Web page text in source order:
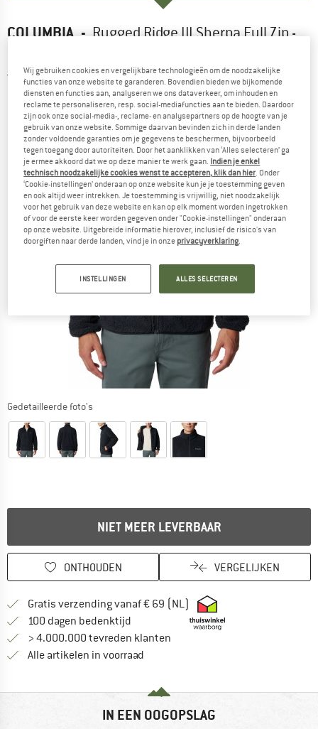
COLUMBIA - Rugged Ridge III Sherpa Full Zip -
5,0(2)
Gedetailleerde foto's
NIET MEER LEVERBAAR
ONTHOUDEN VERGELIJKEN
Gratis verzending vanaf € 69 (NL) Vind hier de
100 dagen bedenktijd Vind de betalingsinformatie hier!
> 4.000.000 tevreden klanten
Alle artikelen in voorraad
IN EEN OOGOPSLAG
Wij gebruiken cookies en vergelijkbare technologieën om de noodzakelijke
functies van onze website te garanderen. Bovendien bieden we bijkomende
diensten en functies aan, analyseren we ons dataverkeer, om inhouden en
reclame te personaliseren, resp. social-mediafuncties aan te bieden. Daardoor
zijn ook onze social-media-, reclame- en analysepartners op de hoogte van je
gebruik van onze website. Sommige daarvan bevinden zich in derde landen
zonder voldoende garanties om je gegevens te beschermen, bijvoorbeeld
tegen toegang door autoriteiten. Door het aanklikken van ‘Alles selecteren’ ga
je ermee akkoord dat we op deze manier te werk gaan. Indien je enkel
technisch noodzakelijke cookies wenst te accepteren, klik dan hier . Onder
‘Cookie-instellingen’ onderaan op onze website kun je je toestemming geven
en ook altijd weer intrekken. Je toestemming is vrijwillig, niet noodzakelijk
voor het gebruik van deze website en kan op elk moment worden ingetrokken
of voor de eerste keer worden gegeven onder "Cookie-instellingen" onderaan
op onze website. Uitgebreide informatie hierover, inclusief de risico's van
doorgiften naar derde landen, vind je in onze privacyverklaring
INSTELLINGEN ALLES SELECTEREN